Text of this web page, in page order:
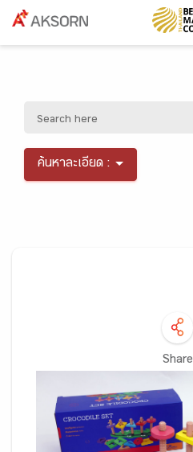
ค้นหาละเอียด :
Share